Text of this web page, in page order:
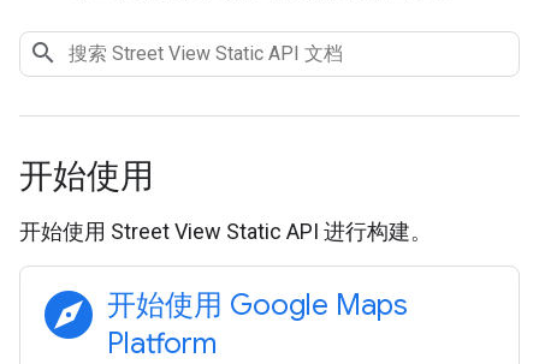
开始使用
开始使用 Street View Static API 进行构建。
explore 开始使用 Google Maps
Platform